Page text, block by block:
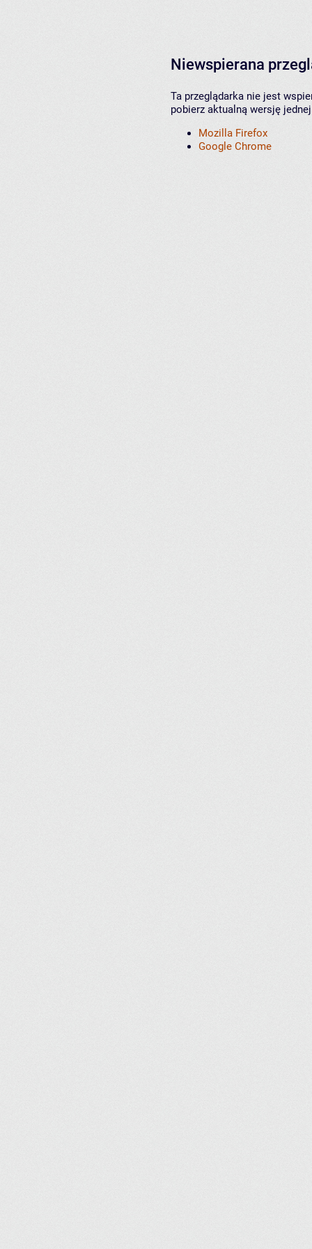
Niewspierana
Ta przeglądarka nie jest
pobierz aktualną wersję
Mozilla Firefox
Google Chrome